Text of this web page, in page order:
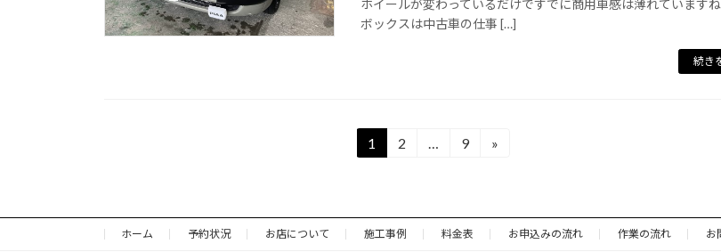
ホイールが変わっているだけですでに商用車感は薄れています
ボックスは中古車の仕事 […]
続き
の
固
ジ
1
固
ジ
2 …
固
ジ
9 »
ホーム 予約状況 お店について 施工事例 料金表 お申込みの流れ 作業の流れ お